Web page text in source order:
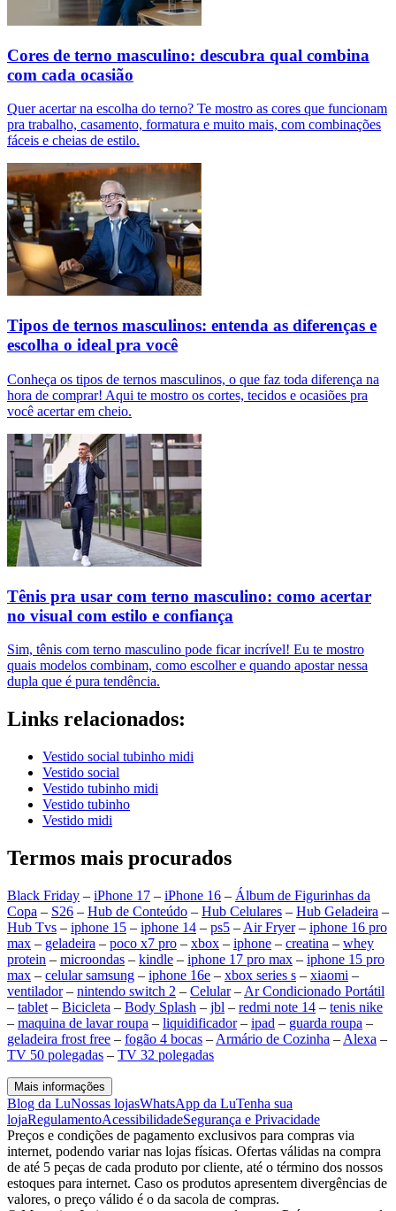
Cores de terno masculino: descubra qual combina
com cada ocasião
Quer acertar na escolha do terno? Te mostro as cores que funcionam
pra trabalho, casamento, formatura e muito mais, com combinações
fáceis e cheias de estilo.
Tipos de ternos masculinos: entenda as diferenças e
escolha o ideal pra você
Conheça os tipos de ternos masculinos, o que faz toda diferença na
hora de comprar! Aqui te mostro os cortes, tecidos e ocasiões pra
você acertar em cheio.
Tênis pra usar com terno masculino: como acertar
no visual com estilo e confiança
Sim, tênis com terno masculino pode ficar incrível! Eu te mostro
quais modelos combinam, como escolher e quando apostar nessa
dupla que é pura tendência.
Links relacionados:
Vestido social tubinho midi
Vestido social
Vestido tubinho midi
Vestido tubinho
Vestido midi
Termos mais procurados
Black Friday – iPhone 17 – iPhone 16 – Álbum de Figurinhas da
Copa – S26 – Hub de Conteúdo – Hub Celulares – Hub Geladeira –
Hub Tvs – iphone 15 – iphone 14 – ps5 – Air Fryer– iphone 16 pro
max – geladeira – poco x7 pro – xbox – iphone – creatina – whey
protein – microondas – kindle – iphone 17 pro max – iphone 15 pro
max – celular samsung – iphone 16e – xbox series s – xiaomi –
ventilador– nintendo switch 2 – Celular– Ar Condicionado Portátil
– tablet – Bicicleta – Body Splash – jbl – redmi note 14 – tenis nike
– maquina de lavar roupa – liquidificador– ipad – guarda roupa –
geladeira frost free – fogão 4 bocas – Armário de Cozinha – Alexa –
TV 50 polegadas – TV 32 polegadas
Mais informações
Blog da LuNossas lojasWhatsApp da LuTenha sua
lojaRegulamentoAcessibilidadeSegurança e Privacidade
Preços e condições de pagamento exclusivos para compras via
internet, podendo variar nas lojas físicas. Ofertas válidas na compra
de até 5 peças de cada produto por cliente, até o término dos nossos
estoques para internet. Caso os produtos apresentem divergências de
valores, o preço válido é o da sacola de compras.